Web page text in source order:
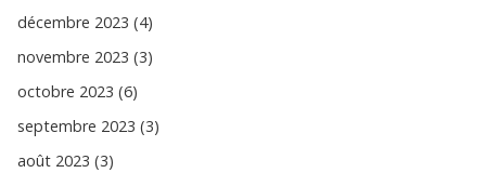
décembre 2023 (4)
novembre 2023 (3)
octobre 2023 (6)
septembre 2023 (3)
août 2023 (3)